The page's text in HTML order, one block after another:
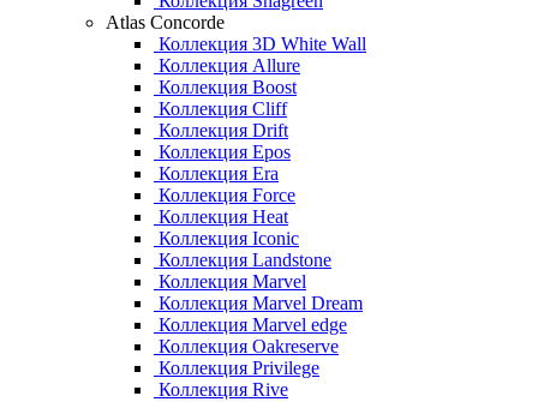
Atlas Concorde
Коллекция 3D White Wall
Коллекция Allure
Коллекция Boost
Коллекция Cliff
Коллекция Drift
Коллекция Epos
Коллекция Era
Коллекция Force
Коллекция Heat
Коллекция Iconic
Коллекция Landstone
Коллекция Marvel
Коллекция Marvel Dream
Коллекция Marvel edge
Коллекция Oakreserve
Коллекция Privilege
Коллекция Rive